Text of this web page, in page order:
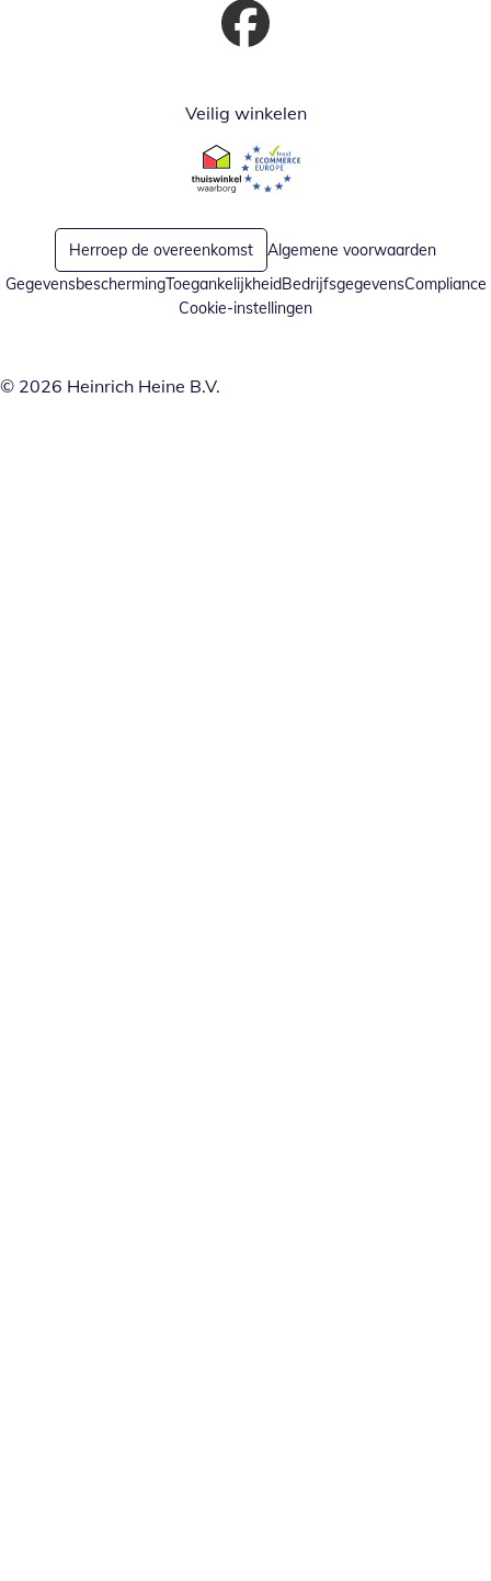
Opent in nieuw venster
Veilig winkelen
Opent in nieuw venster
Opent in nieuw venster
Herroep de overeenkomst
Algemene voorwaarden
GegevensbeschermingToegankelijkheidBedrijfsgegevensCompliance
Cookie-instellingen
© 2026 Heinrich Heine B.V.